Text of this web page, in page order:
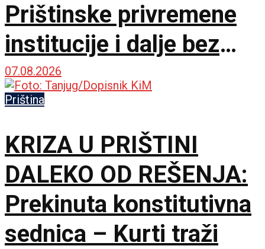
Prištinske privremene
institucije i dalje bez
dogovora o predsedniku
skupštine
07.08.2026
Priština
KRIZA U PRIŠTINI
DALEKO OD REŠENJA:
Prekinuta konstitutivna
sednica – Kurti traži